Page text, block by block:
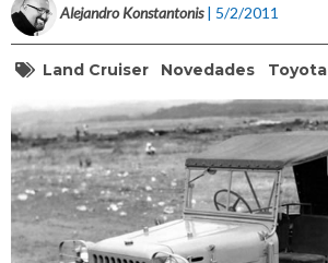
Alejandro Konstantonis | 5/2/2011
Land Cruiser Novedades Toyota